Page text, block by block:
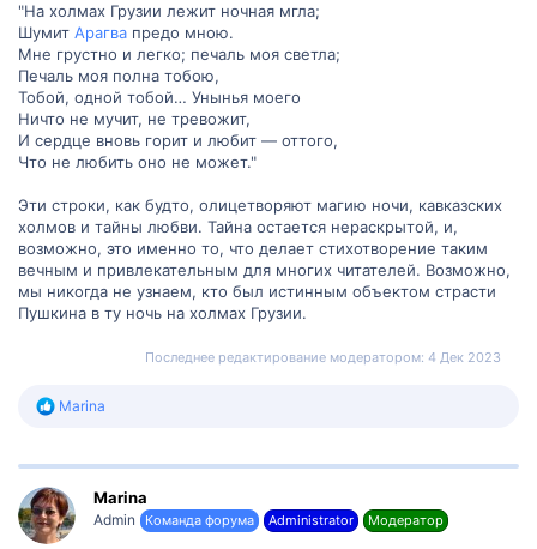
"На холмах Грузии лежит ночная мгла;
Шумит Арагва предо мною.
Мне грустно и легко; печаль моя светла;
Печаль моя полна тобою,
Тобой, одной тобой… Унынья моего
Ничто не мучит, не тревожит,
И сердце вновь горит и любит — оттого,
Что не любить оно не может."
Эти строки, как будто, олицетворяют магию ночи, кавказских
холмов и тайны любви. Тайна остается нераскрытой, и,
возможно, это именно то, что делает стихотворение таким
вечным и привлекательным для многих читателей. Возможно,
мы никогда не узнаем, кто был истинным объектом страсти
Пушкина в ту ночь на холмах Грузии.
Последнее редактирование модератором: 4 Дек 2023
Р
к
и
и
:
Marina
Marina
Admin Команда форума Administrator Модератор